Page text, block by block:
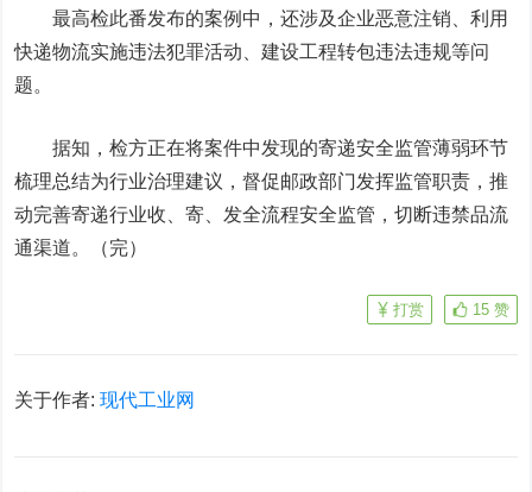
最高检此番发布的案例中，还涉及企业恶意注销、利用
快递物流实施违法犯罪活动、建设工程转包违法违规等问
题。
据知，检方正在将案件中发现的寄递安全监管薄弱环节
梳理总结为行业治理建议，督促邮政部门发挥监管职责，推
动完善寄递行业收、寄、发全流程安全监管，切断违禁品流
通渠道。（完）
15 赞
打赏
关于作者:现代工业网